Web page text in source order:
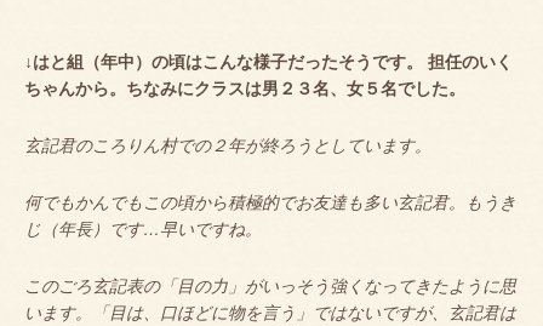
↓はと組（年中）の頃はこんな様子だったそうです。 担任のいく
ちゃんから。ちなみにクラスは男２３名、女５名でした。
玄記君のころりん村での２年が終ろうとしています。
何でもかんでもこの頃から積極的でお友達も多い玄記君。もうき
じ（年長）です…早いですね。
このごろ玄記表の「目の力」がいっそう強くなってきたように思
います。「目は、口ほどに物を言う」ではないですが、玄記君は